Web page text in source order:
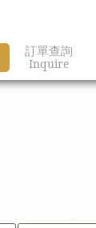
訂單查詢
Inquire